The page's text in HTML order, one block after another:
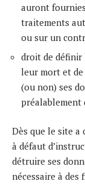
auront
traitements
ou sur un
droit de définir
leur mort et de
(ou non) ses
préalablement
Dès que le site a
à défaut
détruire ses
nécessaire à